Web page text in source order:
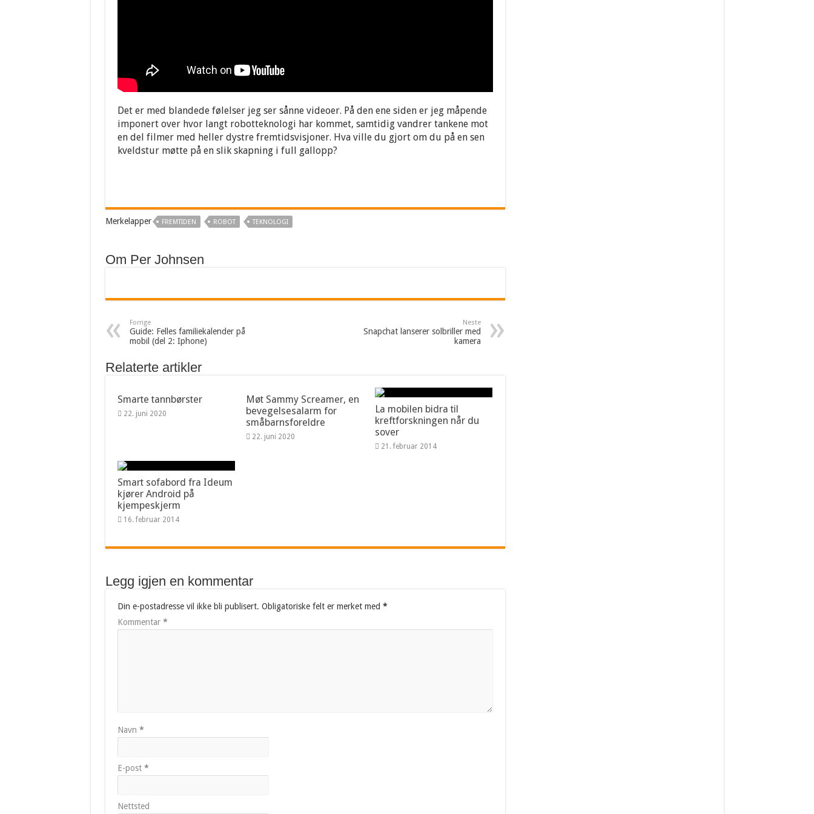
Det er med blandede følelser jeg ser sånne videoer. På den ene siden er jeg måpende
imponert over hvor langt robotteknologi har kommet, samtidig vandrer tankene mot
en del filmer med heller dystre fremtidsvisjoner. Hva ville du gjort om du på en sen
kveldstur møtte på en slik skapning i full gallopp?
Merkelapper FREMTIDEN ROBOT TEKNOLOGI
Om Per Johnsen
Forrige
Guide: Felles familiekalender på
mobil (del 2: Iphone)
Neste
Snapchat lanserer solbriller med
kamera
Relaterte artikler
Smarte tannbørster
22. juni 2020
Møt Sammy Screamer, en
bevegelsesalarm for
småbarnsforeldre
22. juni 2020
La mobilen bidra til
kreftforskningen når du
sover
21. februar 2014
Smart sofabord fra Ideum
kjører Android på
kjempeskjerm
16. februar 2014
Legg igjen en kommentar
Din e-postadresse vil ikke bli publisert. Obligatoriske felt er merket med *
Kommentar *
Navn *
E-post *
Nettsted